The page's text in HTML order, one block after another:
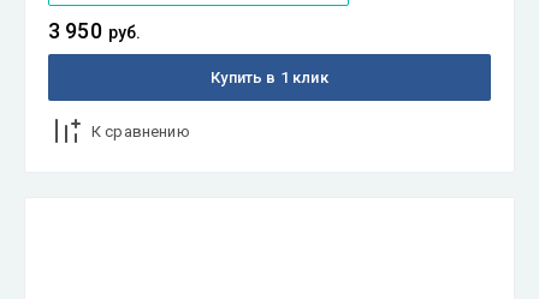
3 950 руб.
Купить в 1 клик
К сравнению